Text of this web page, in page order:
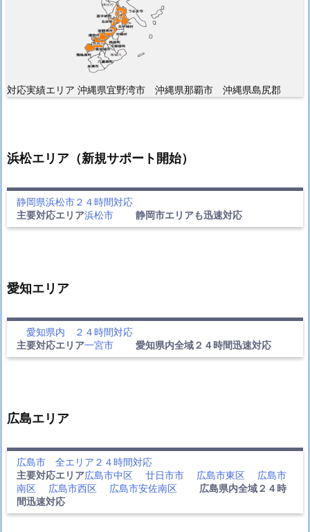
対応実績エリア 沖縄県宜野湾市 沖縄県那覇市 沖縄県島尻郡
浜松エリア（新規サポート開始）
静岡県浜松市２４時間対応
主要対応エリア浜松市 静岡市エリアも迅速対応
愛知エリア
愛知県内 ２４時間対応
主要対応エリア一宮市 愛知県内全域２４時間迅速対応
広島エリア
広島市 全エリア２４時間対応
主要対応エリア広島市中区 廿日市市 広島市東区
広島市
南区
広島市西区 広島市安佐南区
広島県内全域２４時
間迅速対応